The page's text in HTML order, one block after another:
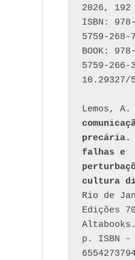
2026,
ISBN:
5759-268-
BOOK:
5759-266-
10.29327/
Lemos, A.
precária.
falhas e
cultura
Rio de
Edições
p. ISBN -